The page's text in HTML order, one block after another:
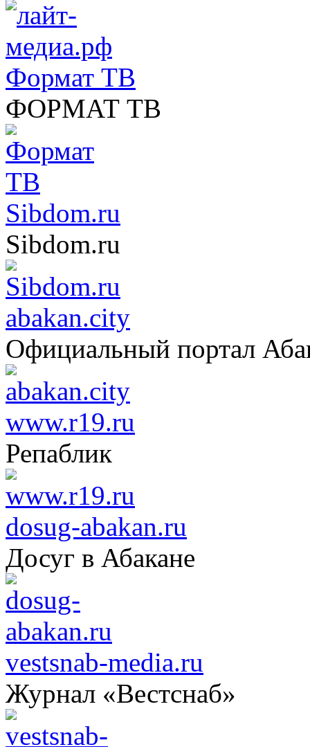
Формат ТВ
ФОРМАТ ТВ
Sibdom.ru
Sibdom.ru
abakan.city
Официальный портал
www.r19.ru
Репаблик
dosug-abakan.ru
Досуг в Абакане
vestsnab-media.ru
Журнал «Вестснаб»